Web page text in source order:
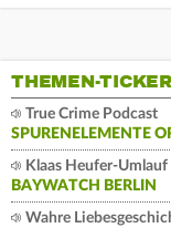
THEMEN-TICKER
True Crime Podcast
SPURENELEMENTE
Klaas Heufer-Umlauf
BAYWATCH BERLIN
Wahre